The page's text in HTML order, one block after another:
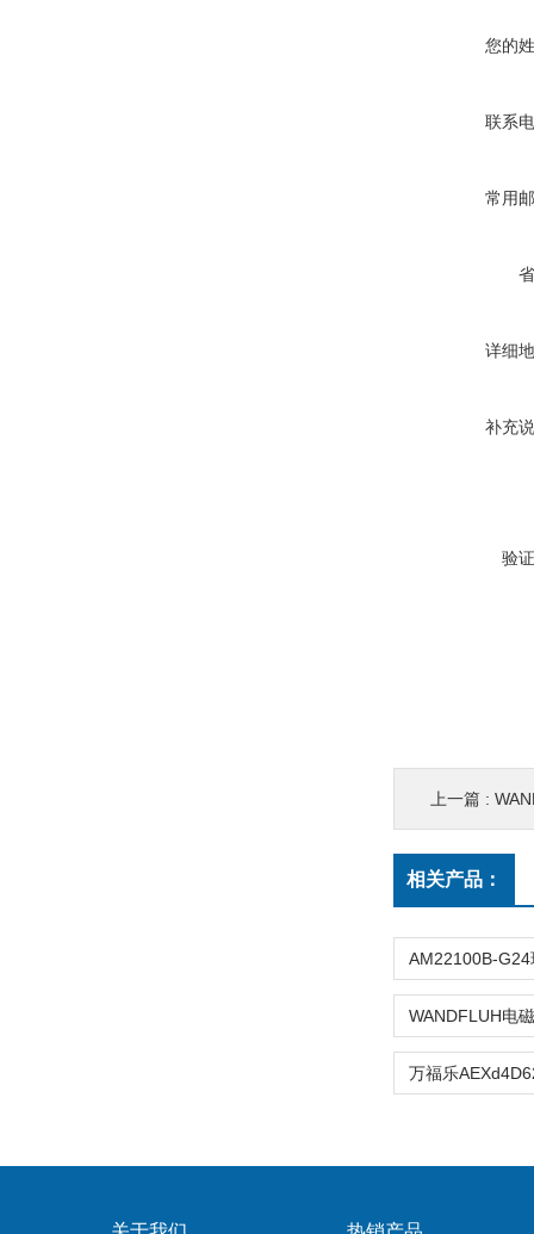
您的
联系
常用
详细
补充
验
上一篇 :
相关产品：